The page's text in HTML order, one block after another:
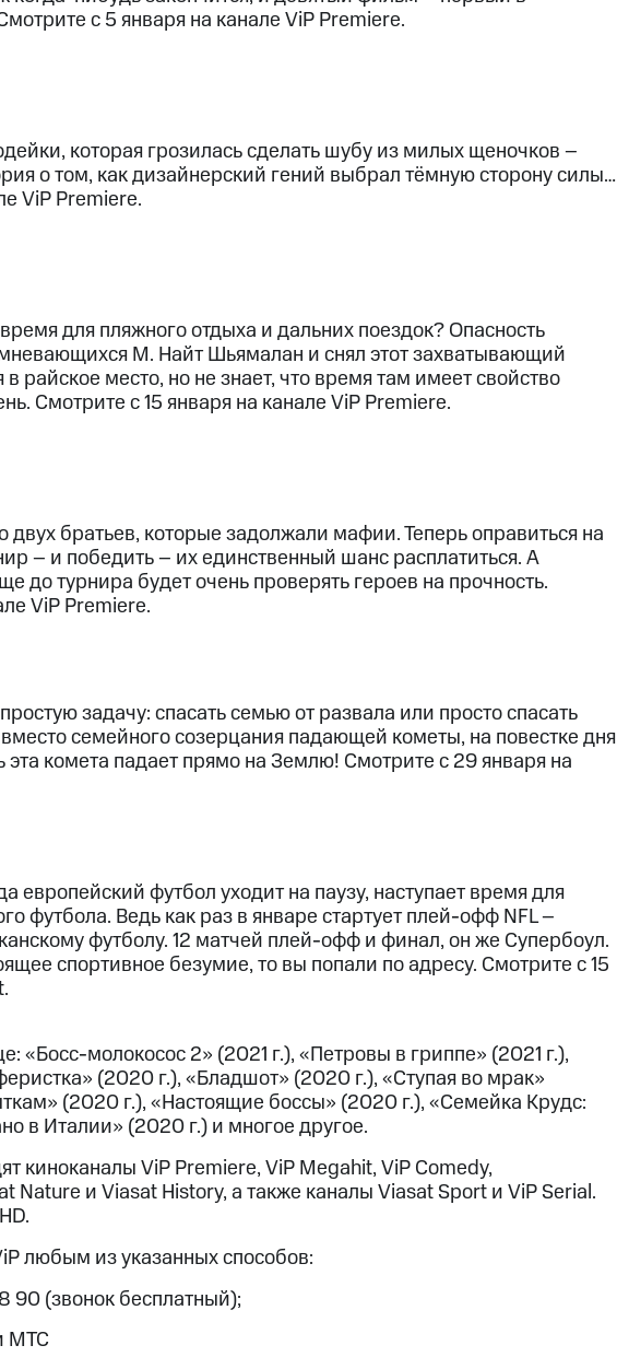
и трекерыУмный домПланшетыАкции и скидкиВсе товары
с карты МТС Деньги
с 5 января на канале ViP Premiere.
которая грозилась сделать шубу из милых щеночков –
о том, как дизайнерский гений выбрал тёмную сторону силы…
ViP Premiere.
для пляжного отдыха и дальних поездок? Опасность
М. Найт Шьямалан и снял этот захватывающий
райское место, но не знает, что время там имеет свойство
Смотрите с 15 января на канале ViP Premiere.
братьев, которые задолжали мафии. Теперь оправиться на
– и победить – их единственный шанс расплатиться. А
до турнира будет очень проверять героев на прочность.
ViP Premiere.
задачу: спасать семью от развала или просто спасать
семейного созерцания падающей кометы, на повестке дня
эта комета падает прямо на Землю! Смотрите с 29 января на
европейский футбол уходит на паузу, наступает время для
футбола. Ведь как раз в январе стартует плей-офф NFL –
футболу. 12 матчей плей-офф и финал, он же Супербоул.
спортивное безумие, то вы попали по адресу. Смотрите c 15
«Босс-молокосос 2» (2021 г.), «Петровы в гриппе» (2021 г.),
(2020 г.), «Бладшот» (2020 г.), «Ступая во мрак»
(2020 г.), «Настоящие боссы» (2020 г.), «Семейка Крудс:
в Италии» (2020 г.) и многое другое.
киноканалы ViP Premiere, ViP Megahit, ViP Comedy,
Nature и Viasat History, а также каналы Viasat Sport и ViP Serial.
любым из указанных способов:
(звонок бесплатный);
МТС